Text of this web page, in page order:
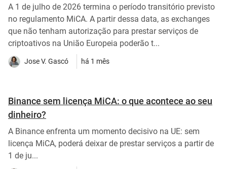
A 1 de julho de 2026 termina o período transitório previsto
no regulamento MiCA. A partir dessa data, as exchanges
que não tenham autorização para prestar serviços de
criptoativos na União Europeia poderão t...
Jose V. Gascó há 1 mês
Binance sem licença MiCA: o que acontece ao seu
dinheiro?
A Binance enfrenta um momento decisivo na UE: sem
licença MiCA, poderá deixar de prestar serviços a partir de
1 de ju...